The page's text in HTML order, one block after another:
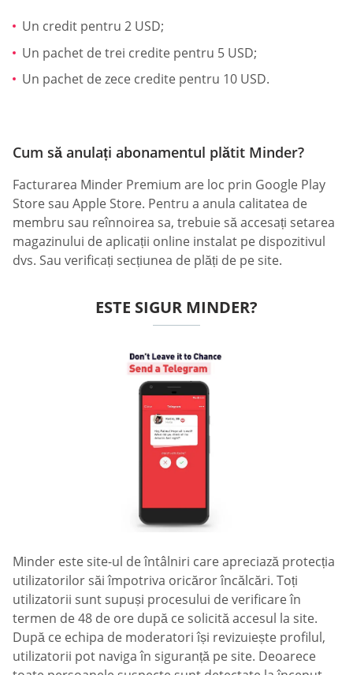
Un credit pentru 2 USD;
Un pachet de trei credite pentru 5 USD;
Un pachet de zece credite pentru 10 USD.
Cum să anulați abonamentul plătit Minder?
Facturarea Minder Premium are loc prin Google Play
Store sau Apple Store. Pentru a anula calitatea de
membru sau reînnoirea sa, trebuie să accesați setarea
magazinului de aplicații online instalat pe dispozitivul
dvs. Sau verificați secțiunea de plăți de pe site.
ESTE SIGUR MINDER?
Minder este site-ul de întâlniri care apreciază protecția
utilizatorilor săi împotriva oricăror încălcări. Toți
utilizatorii sunt supuși procesului de verificare în
termen de 48 de ore după ce solicită accesul la site.
După ce echipa de moderatori își revizuiește profilul,
utilizatorii pot naviga în siguranță pe site. Deoarece